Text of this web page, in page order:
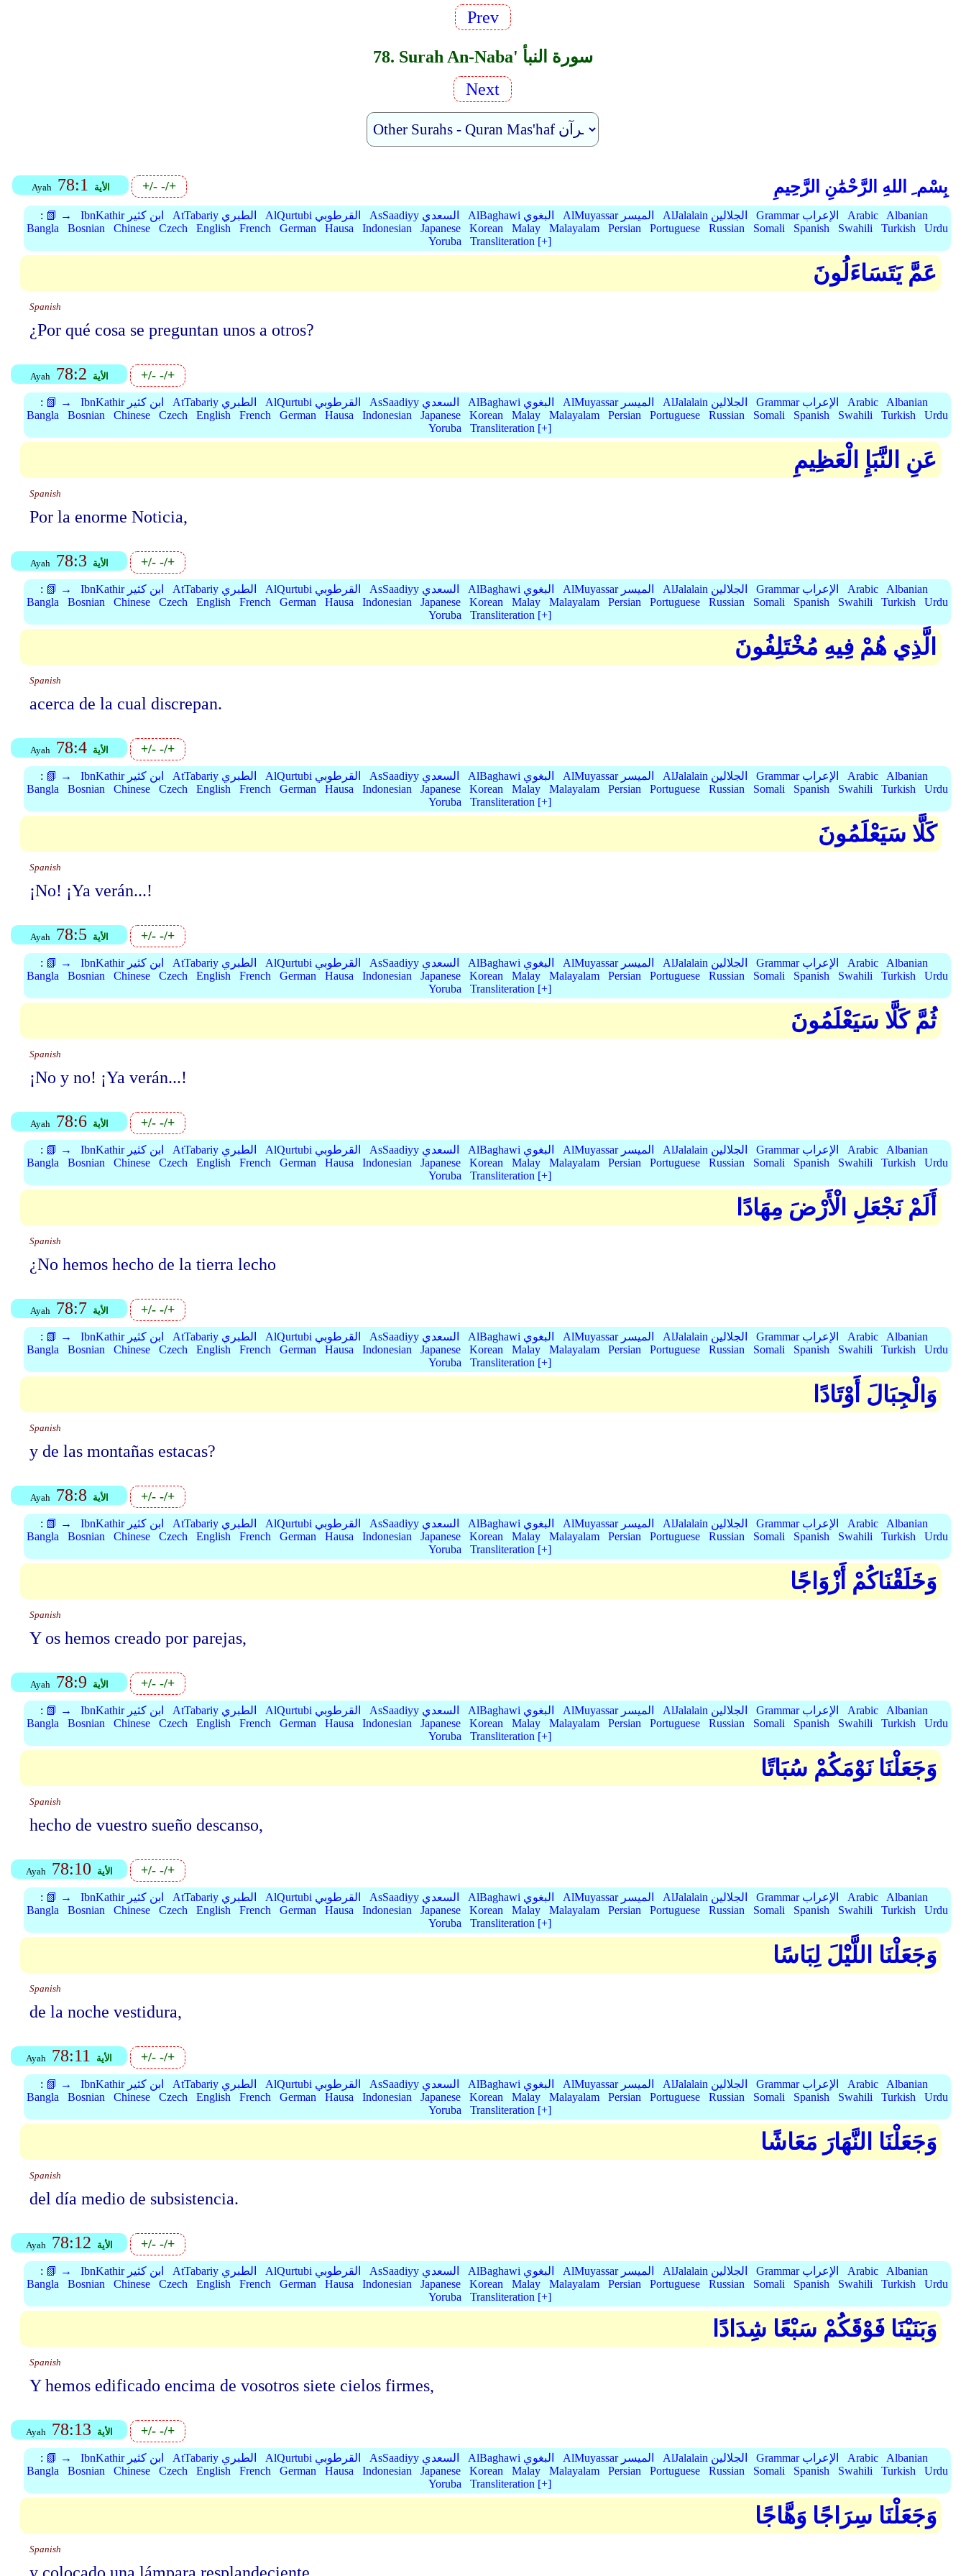
Prev
78. Surah An-Naba' سورة النبأ
Next
Ayah 78:1 الأية +/--/+ بِسْم ِ اللهِ الرَّحْمَٰنِ الرَّحِيمِ
: 📗 → IbnKathir ابن كثير AtTabariy الطبري AlQurtubi القرطوبي AsSaadiyy السعدي AlBaghawi البغوي AlMuyassar الميسر AlJalalain الجلالين Grammar الإعراب Arabic
Albanian
Bangla
Bosnian Chinese Czech English French German Hausa Indonesian Japanese Korean Malay Malayalam Persian Portuguese Russian Somali Spanish Swahili Turkish
Urdu
Yoruba
Transliteration [+]
عَمَّ يَتَسَاءَلُونَ
Spanish
¿Por qué cosa se preguntan unos a otros?
Ayah 78:2 الأية +/--/+
: 📗 → IbnKathir ابن كثير AtTabariy الطبري AlQurtubi القرطوبي AsSaadiyy السعدي AlBaghawi البغوي AlMuyassar الميسر AlJalalain الجلالين Grammar الإعراب Arabic
Albanian
Bangla
Bosnian Chinese Czech English French German Hausa Indonesian Japanese Korean Malay Malayalam Persian Portuguese Russian Somali Spanish Swahili Turkish
Urdu
Yoruba
Transliteration [+]
عَنِ النَّبَإِ الْعَظِيمِ
Spanish
Por la enorme Noticia,
Ayah 78:3 الأية +/--/+
: 📗 → IbnKathir ابن كثير AtTabariy الطبري AlQurtubi القرطوبي AsSaadiyy السعدي AlBaghawi البغوي AlMuyassar الميسر AlJalalain الجلالين Grammar الإعراب Arabic
Albanian
Bangla
Bosnian Chinese Czech English French German Hausa Indonesian Japanese Korean Malay Malayalam Persian Portuguese Russian Somali Spanish Swahili Turkish
Urdu
Yoruba
Transliteration [+]
الَّذِي هُمْ فِيهِ مُخْتَلِفُونَ
Spanish
acerca de la cual discrepan.
Ayah 78:4 الأية +/--/+
: 📗 → IbnKathir ابن كثير AtTabariy الطبري AlQurtubi القرطوبي AsSaadiyy السعدي AlBaghawi البغوي AlMuyassar الميسر AlJalalain الجلالين Grammar الإعراب Arabic
Albanian
Bangla
Bosnian Chinese Czech English French German Hausa Indonesian Japanese Korean Malay Malayalam Persian Portuguese Russian Somali Spanish Swahili Turkish
Urdu
Yoruba
Transliteration [+]
كَلَّا سَيَعْلَمُونَ
Spanish
¡No! ¡Ya verán...!
Ayah 78:5 الأية +/--/+
: 📗 → IbnKathir ابن كثير AtTabariy الطبري AlQurtubi القرطوبي AsSaadiyy السعدي AlBaghawi البغوي AlMuyassar الميسر AlJalalain الجلالين Grammar الإعراب Arabic
Albanian
Bangla
Bosnian Chinese Czech English French German Hausa Indonesian Japanese Korean Malay Malayalam Persian Portuguese Russian Somali Spanish Swahili Turkish
Urdu
Yoruba
Transliteration [+]
ثُمَّ كَلَّا سَيَعْلَمُونَ
Spanish
¡No y no! ¡Ya verán...!
Ayah 78:6 الأية +/--/+
: 📗 → IbnKathir ابن كثير AtTabariy الطبري AlQurtubi القرطوبي AsSaadiyy السعدي AlBaghawi البغوي AlMuyassar الميسر AlJalalain الجلالين Grammar الإعراب Arabic
Albanian
Bangla
Bosnian Chinese Czech English French German Hausa Indonesian Japanese Korean Malay Malayalam Persian Portuguese Russian Somali Spanish Swahili Turkish
Urdu
Yoruba
Transliteration [+]
أَلَمْ نَجْعَلِ الْأَرْضَ مِهَادًا
Spanish
¿No hemos hecho de la tierra lecho
Ayah 78:7 الأية +/--/+
: 📗 → IbnKathir ابن كثير AtTabariy الطبري AlQurtubi القرطوبي AsSaadiyy السعدي AlBaghawi البغوي AlMuyassar الميسر AlJalalain الجلالين Grammar الإعراب Arabic
Albanian
Bangla
Bosnian Chinese Czech English French German Hausa Indonesian Japanese Korean Malay Malayalam Persian Portuguese Russian Somali Spanish Swahili Turkish
Urdu
Yoruba
Transliteration [+]
وَالْجِبَالَ أَوْتَادًا
Spanish
y de las montañas estacas?
Ayah 78:8 الأية +/--/+
: 📗 → IbnKathir ابن كثير AtTabariy الطبري AlQurtubi القرطوبي AsSaadiyy السعدي AlBaghawi البغوي AlMuyassar الميسر AlJalalain الجلالين Grammar الإعراب Arabic
Albanian
Bangla
Bosnian Chinese Czech English French German Hausa Indonesian Japanese Korean Malay Malayalam Persian Portuguese Russian Somali Spanish Swahili Turkish
Urdu
Yoruba
Transliteration [+]
وَخَلَقْنَاكُمْ أَزْوَاجًا
Spanish
Y os hemos creado por parejas,
Ayah 78:9 الأية +/--/+
: 📗 → IbnKathir ابن كثير AtTabariy الطبري AlQurtubi القرطوبي AsSaadiyy السعدي AlBaghawi البغوي AlMuyassar الميسر AlJalalain الجلالين Grammar الإعراب Arabic
Albanian
Bangla
Bosnian Chinese Czech English French German Hausa Indonesian Japanese Korean Malay Malayalam Persian Portuguese Russian Somali Spanish Swahili Turkish
Urdu
Yoruba
Transliteration [+]
وَجَعَلْنَا نَوْمَكُمْ سُبَاتًا
Spanish
hecho de vuestro sueño descanso,
Ayah 78:10 الأية +/--/+
: 📗 → IbnKathir ابن كثير AtTabariy الطبري AlQurtubi القرطوبي AsSaadiyy السعدي AlBaghawi البغوي AlMuyassar الميسر AlJalalain الجلالين Grammar الإعراب Arabic
Albanian
Bangla
Bosnian Chinese Czech English French German Hausa Indonesian Japanese Korean Malay Malayalam Persian Portuguese Russian Somali Spanish Swahili Turkish
Urdu
Yoruba
Transliteration [+]
وَجَعَلْنَا اللَّيْلَ لِبَاسًا
Spanish
de la noche vestidura,
Ayah 78:11 الأية +/--/+
: 📗 → IbnKathir ابن كثير AtTabariy الطبري AlQurtubi القرطوبي AsSaadiyy السعدي AlBaghawi البغوي AlMuyassar الميسر AlJalalain الجلالين Grammar الإعراب Arabic
Albanian
Bangla
Bosnian Chinese Czech English French German Hausa Indonesian Japanese Korean Malay Malayalam Persian Portuguese Russian Somali Spanish Swahili Turkish
Urdu
Yoruba
Transliteration [+]
وَجَعَلْنَا النَّهَارَ مَعَاشًا
Spanish
del día medio de subsistencia.
Ayah 78:12 الأية +/--/+
: 📗 → IbnKathir ابن كثير AtTabariy الطبري AlQurtubi القرطوبي AsSaadiyy السعدي AlBaghawi البغوي AlMuyassar الميسر AlJalalain الجلالين Grammar الإعراب Arabic
Albanian
Bangla
Bosnian Chinese Czech English French German Hausa Indonesian Japanese Korean Malay Malayalam Persian Portuguese Russian Somali Spanish Swahili Turkish
Urdu
Yoruba
Transliteration [+]
وَبَنَيْنَا فَوْقَكُمْ سَبْعًا شِدَادًا
Spanish
Y hemos edificado encima de vosotros siete cielos firmes,
Ayah 78:13 الأية +/--/+
: 📗 → IbnKathir ابن كثير AtTabariy الطبري AlQurtubi القرطوبي AsSaadiyy السعدي AlBaghawi البغوي AlMuyassar الميسر AlJalalain الجلالين Grammar الإعراب Arabic
Albanian
Bangla
Bosnian Chinese Czech English French German Hausa Indonesian Japanese Korean Malay Malayalam Persian Portuguese Russian Somali Spanish Swahili Turkish
Urdu
Yoruba
Transliteration [+]
وَجَعَلْنَا سِرَاجًا وَهَّاجًا
Spanish